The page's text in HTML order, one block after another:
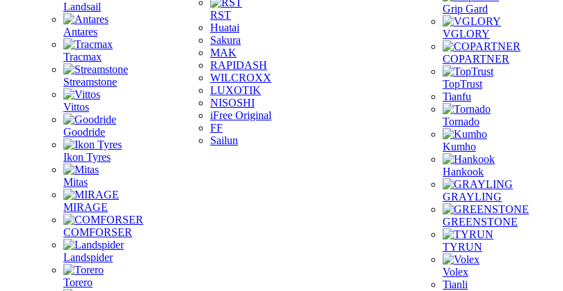
Landsail
Antares
Tracmax
Streamstone
Vittos
Goodride
Ikon Tyres
Mitas
MIRAGE
COMFORSER
Landspider
Torero
RST
Huatai
Sakura
MAK
RAPIDASH
WILCROXX
LUXOTIK
NISOSHI
iFree Original
FF
Sailun
Grip Gard
VGLORY
COPARTNER
TopTrust
Tianfu
Tornado
Kumho
Hankook
GRAYLING
GREENSTONE
TYRUN
Volex
Tianli